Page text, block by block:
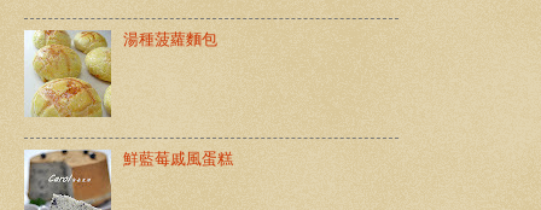
湯種菠蘿麵包
鮮藍莓戚風蛋糕